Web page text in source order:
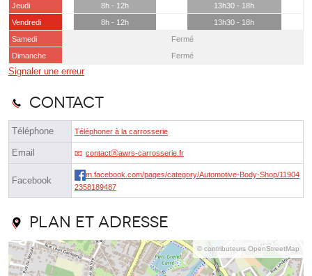
Jeudi
8h - 12h
13h30 - 18h
Vendredi
8h - 12h
13h30 - 18h
Samedi
Fermé
Dimanche
Fermé
Signaler une erreur
Contact
Téléphone Téléphoner à la carrosserie
Email contactⓐawrs-carrosserie.fr
Facebook
m.facebook.com/pages/category/Automotive-Body-Shop/11904
2358189487
Plan et adresse
© contributeurs OpenStreetMap